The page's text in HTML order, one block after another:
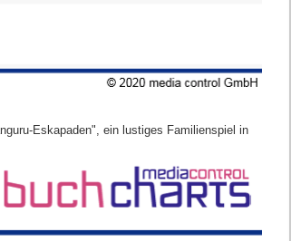
Eskapaden", ein lustiges Familienspiel in